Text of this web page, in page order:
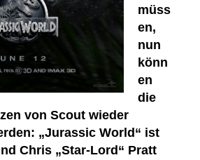
müss
en,
nun
könn
en
die
von Scout wieder
„Jurassic World“ ist
Chris „Star-Lord“ Pratt